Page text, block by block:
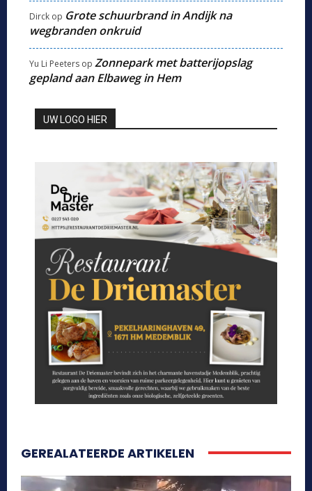
Dirck op Grote schuurbrand in Andijk na
wegbranden onkruid
Yu Li Peeters op Zonnepark met batterijopslag
gepland aan Elbaweg in Hem
UW LOGO HIER
GEREALATEERDE ARTIKELEN